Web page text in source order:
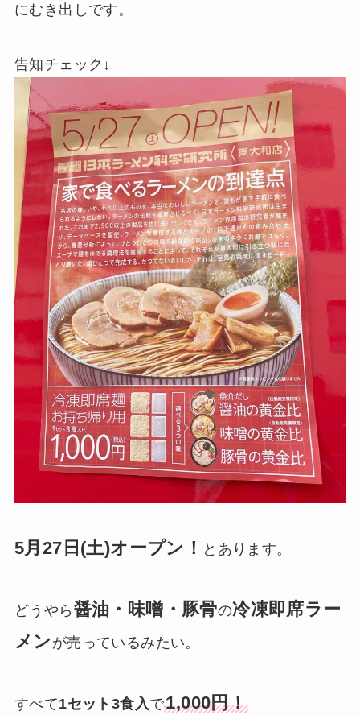
にむき出しです。
告知チェック↓
5月27日(土)オープン！ とあります。
どうやら 醤油・味噌・豚骨の冷凍即席ラー
メン が売っているみたい。
すべて1セット3食入で1,000円！